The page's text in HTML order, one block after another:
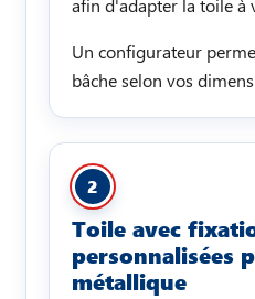
afin d'adapter la toile à
Un configurateur
bâche selon vos
2
Toile avec
personnalisées
métallique